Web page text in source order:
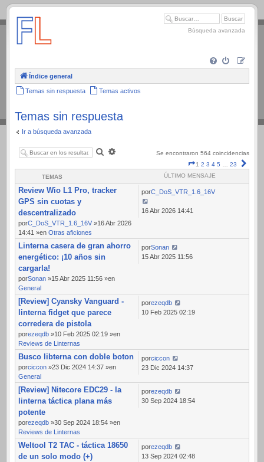
.
Búsqueda avanzada
Índice general
Temas sin respuesta Temas activos
Temas sin respuesta
Ir a búsqueda avanzada
Buscar
Se encontraron 564 coincidencias
Página
23
1 2 3 4 5 23
TEMAS ÚLTIMO MENSAJE
Review Wio L1 Pro, tracker
GPS sin cuotas y
descentralizado
porC_DoS_VTR_1.6_16V »16 Abr 2026
14:41 »en Otras aficiones
porC_DoS_VTR_1.6_16V
16 Abr 2026 14:41
Linterna casera de gran ahorro
energético: ¡10 años sin
cargarla!
porSonan »15 Abr 2025 11:56 »en
General
porSonan
15 Abr 2025 11:56
[Review] Cyansky Vanguard -
linterna fidget que parece
corredera de pistola
porezeqdb »10 Feb 2025 02:19 »en
Reviews de Linternas
porezeqdb
10 Feb 2025 02:19
Busco libterna con doble boton
porciccon »23 Dic 2024 14:37 »en
General
porciccon
23 Dic 2024 14:37
[Review] Nitecore EDC29 - la
linterna táctica plana más
potente
porezeqdb »30 Sep 2024 18:54 »en
Reviews de Linternas
porezeqdb
30 Sep 2024 18:54
Weltool T2 TAC - táctica 18650
de un solo modo (+)
porezeqdb
13 Sep 2024 02:48